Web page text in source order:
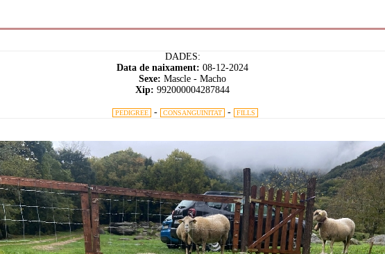
DADES:
Data de naixament: 08-12-2024
Sexe: Mascle - Macho
Xip: 992000004287844
PEDIGREE - CONSANGUINITAT - FILLS